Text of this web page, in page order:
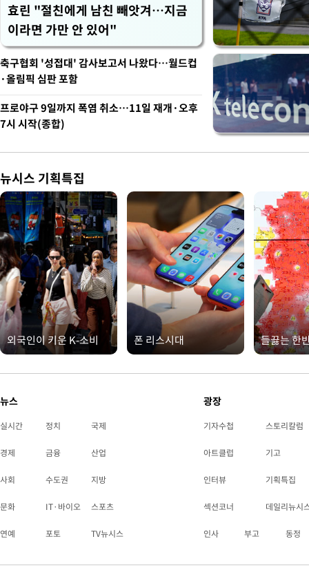
효린 "절친에게 남친 빼앗겨…지금
이라면 가만 안 있어"
축구협회 '성접대' 감사보고서 나왔다…월드컵
·올림픽 심판 포함
프로야구 9일까지 폭염 취소…11일 재개·오후
7시 시작(종합)
뉴시스 기획특집
외국인이 키운 K-소비 폰 리스시대 들끓는 한
뉴스
실시간 정치 국제
경제 금융 산업
사회 수도권 지방
문화 IT·바이오 스포츠
연예 포토 TV뉴시스
광장
기자수첩 스토리칼럼
아트클럽 기고
인터뷰 기획특집
섹션코너 데일리뉴시
인사 부고 동정